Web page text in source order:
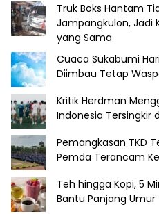
Truk Boks Hantam
Jampangkulon, Jadi
yang Sama
Cuaca Sukabumi
Diimbau Tetap
Kritik Herdman
Indonesia Tersingkir
Pemangkasan TKD
Pemda Terancam
Teh hingga Kopi, 5
Bantu Panjang Umur